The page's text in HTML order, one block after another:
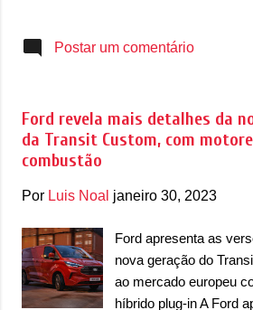
para a direita. E só.
a Hyundai e mais
suficiente, vide com
exemplo. Agora com
apoio de outras
tem se tornando
carros elétricos em
infraestrutura dos
cara e precisaria de
Postar um comentário
Ford revela mais detalhes da
da Transit Custom, com
combustão
Por Luis Noal janeiro 30, 2023
Ford apresenta as
nova geração do
ao mercado europeu
híbrido plug-in A Ford